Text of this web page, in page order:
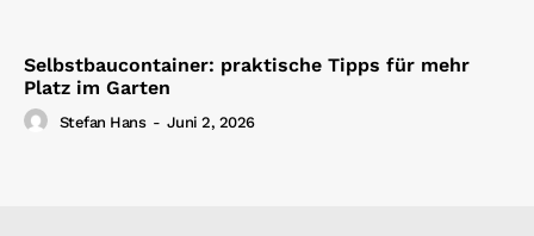
Selbstbaucontainer: praktische Tipps für mehr
Platz im Garten
Stefan Hans - Juni 2, 2026